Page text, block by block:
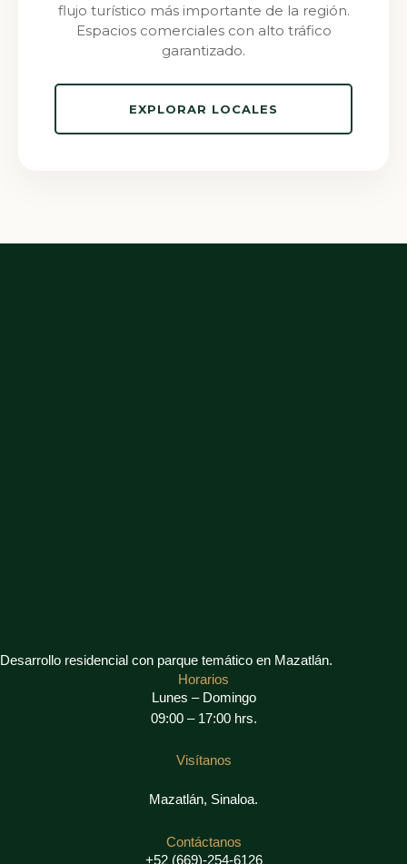
flujo turístico más importante de la región.
Espacios comerciales con alto tráfico
garantizado.
EXPLORAR LOCALES
Desarrollo residencial con parque temático en Mazatlán.
Horarios
Lunes – Domingo
09:00 – 17:00 hrs.
Visítanos
Mazatlán, Sinaloa.
Contáctanos
+52 (669)-254-6126